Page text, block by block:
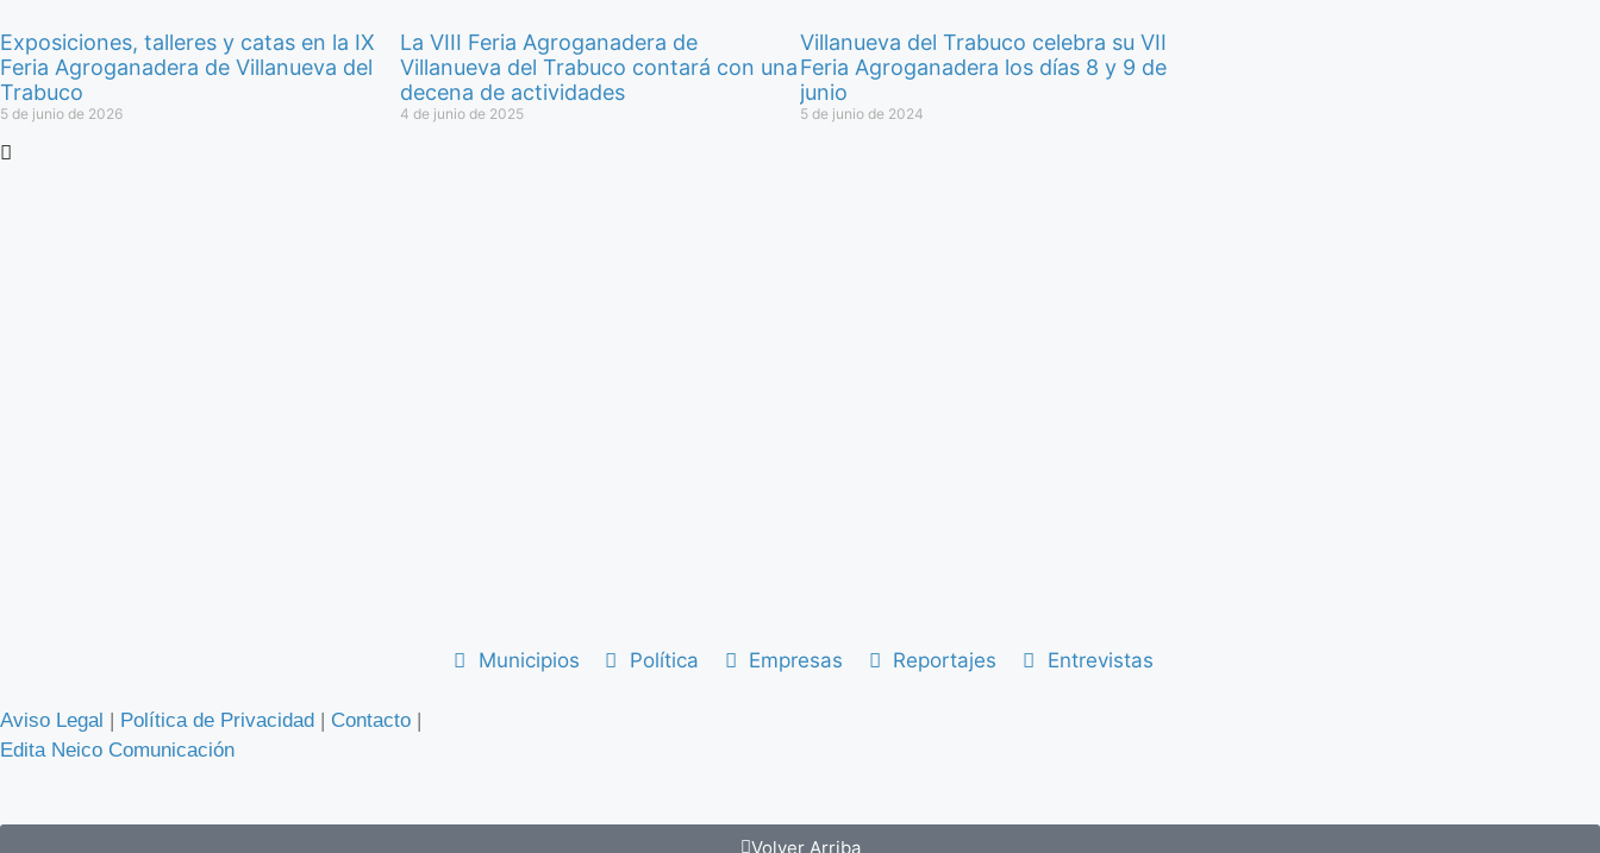
Exposiciones, talleres y catas en la IX
Feria Agroganadera de Villanueva del
Trabuco
5 de junio de 2026
La VIII Feria Agroganadera de
Villanueva del Trabuco contará con una
decena de actividades
4 de junio de 2025
Villanueva del Trabuco celebra su VII
Feria Agroganadera los días 8 y 9 de
junio
5 de junio de 2024
Municipios Política Empresas Reportajes Entrevistas
Aviso Legal | Política de Privacidad | Contacto |
Edita Neico Comunicación
Volver Arriba